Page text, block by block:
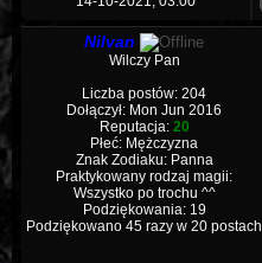
Nilvan
Wilczy Pan
Liczba postów: 204
Dołączył: Mon Jun 2016
Reputacja: 20
Płeć: Mężczyzna
Znak Zodiaku: Panna
Praktykowany rodzaj magii:
Wszystko po trochu ^^
Podziękowania: 19
Podziękowano 45 razy w 20 postach